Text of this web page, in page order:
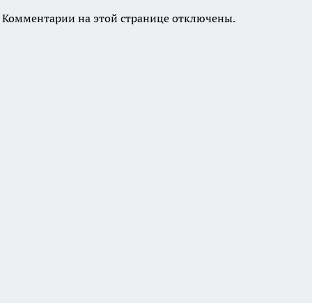
Комментарии на этой странице отключены.